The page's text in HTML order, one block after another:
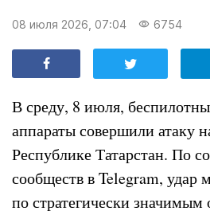
08 июля 2026, 07:04 6754
В среду, 8 июля,
аппараты совершили атаку
Республике Татарстан. По
сообществ в Telegram, удар
по стратегически